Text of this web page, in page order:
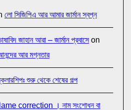
লো সিজিপিএ আর আমার জার্মান স্বপ্ন
জাহান আরা – জার্মান প্রবাসেon
আর মগ্নতার
শুরু থেকে শেষের গল্প
correction । নাম সংশোধন বা